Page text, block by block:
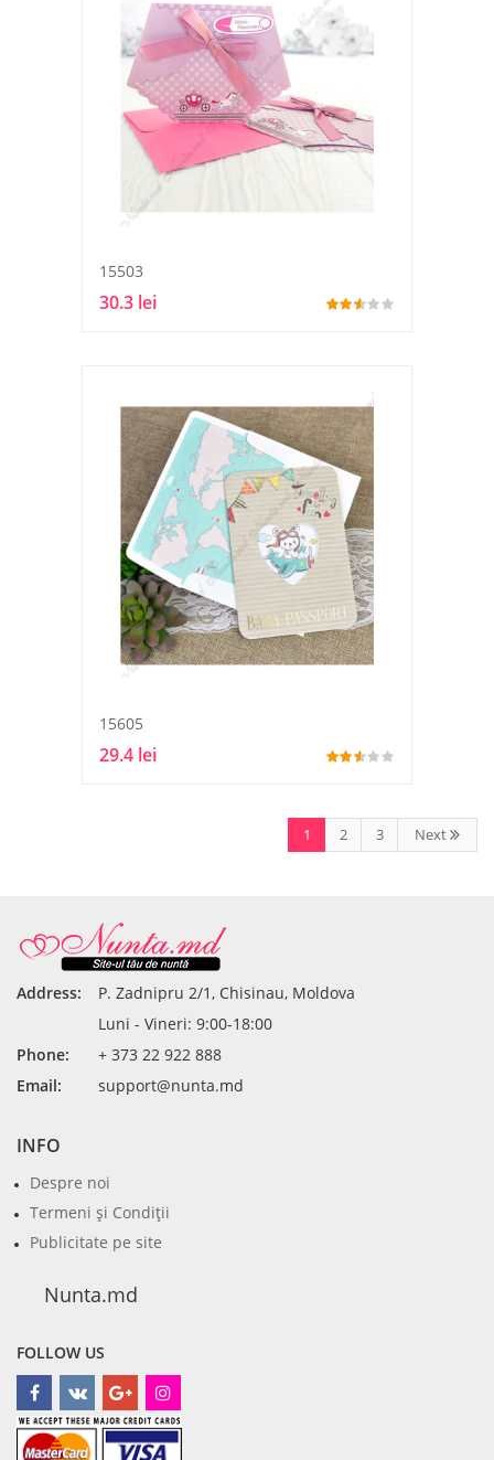
15503
30.3 lei
15605
29.4 lei
1 2 3 Next
Address:
P. Zadnipru 2/1, Chisinau, Moldova
Luni - Vineri: 9:00-18:00
Phone:
+ 373 22 922 888
Email:
support@nunta.md
INFO
Despre noi
Termeni şi Condiţii
Publicitate pe site
Nunta.md
FOLLOW US